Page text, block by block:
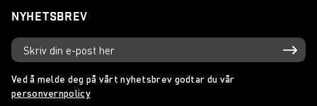
NYHETSBREV
Ved å melde deg på vårt nyhetsbrev godtar du vår
personvernpolicy